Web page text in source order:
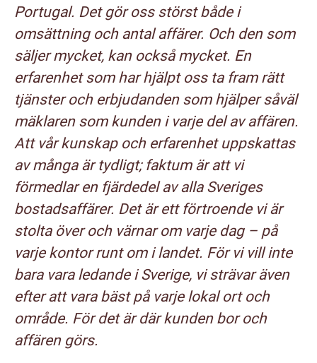
Portugal. Det gör oss störst både i
omsättning och antal affärer. Och den som
säljer mycket, kan också mycket. En
erfarenhet som har hjälpt oss ta fram rätt
tjänster och erbjudanden som hjälper såväl
mäklaren som kunden i varje del av affären.
Att vår kunskap och erfarenhet uppskattas
av många är tydligt; faktum är att vi
förmedlar en fjärdedel av alla Sveriges
bostadsaffärer. Det är ett förtroende vi är
stolta över och värnar om varje dag – på
varje kontor runt om i landet. För vi vill inte
bara vara ledande i Sverige, vi strävar även
efter att vara bäst på varje lokal ort och
område. För det är där kunden bor och
affären görs.